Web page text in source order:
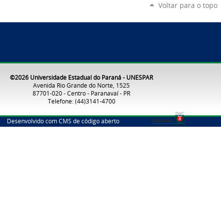
Voltar para o topo
©2026 Universidade Estadual do Paraná - UNESPAR
Avenida Rio Grande do Norte, 1525
87701-020 - Centro - Paranavaí - PR
Telefone: (44)3141-4700
Desenvolvido com CMS de código aberto